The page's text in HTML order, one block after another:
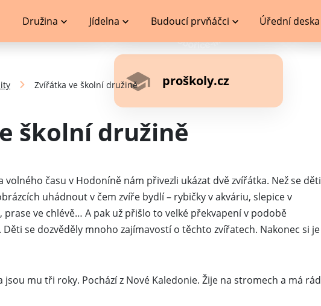
Družina Jídelna Budoucí prvňáčci Úřední deska
proškoly.cz
Zvířátka ve školní družině
školní družině
volného času v Hodoníně nám přivezli ukázat dvě zvířátka. Než se děti
uhádnout v čem zvíře bydlí – rybičky v akváriu, slepice v
ve chlévě… A pak už přišlo to velké překvapení v podobě
Děti se dozvěděly mnoho zajímavostí o těchto zvířatech. Nakonec si je
jsou mu tři roky. Pochází z Nové Kaledonie. Žije na stromech a má rád